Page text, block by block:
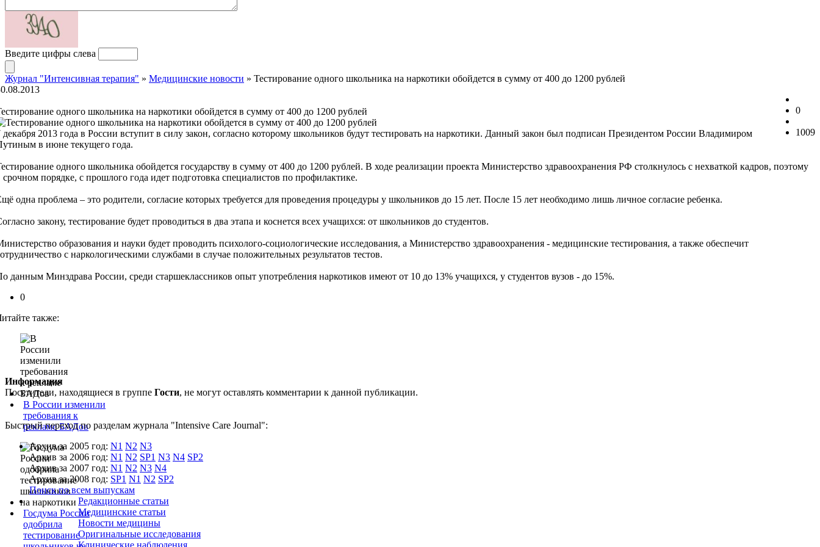
Введите цифры слева
Журнал "Интенсивная терапия" » Медицинские новости » Тестирование одного школьника на наркотики обойдется в сумму от 400 до 1200 рублей
0
1009
одного школьника на наркотики обойдется в сумму от 400 до 1200 рублей
декабря 2013 года в России вступит в силу закон, согласно которому школьников будут тестировать на наркотики. Данный закон был подписан Президентом России Владимиром
в июне текущего года.
одного школьника обойдется государству в сумму от 400 до 1200 рублей. В ходе реализации проекта Министерство здравоохранения РФ столкнулось с нехваткой кадров, поэтому
срочном порядке, с прошлого года идет подготовка специалистов по профилактике.
одна проблема – это родители, согласие которых требуется для проведения процедуры у школьников до 15 лет. После 15 лет необходимо лишь личное согласие ребенка.
закону, тестирование будет проводиться в два этапа и коснется всех учащихся: от школьников до студентов.
образования и науки будет проводить психолого-социологические исследования, а Министерство здравоохранения - медицинские тестирования, а также обеспечит
с наркологическими службами в случае положительных результатов тестов.
данным Минздрава России, среди старшеклассников опыт употребления наркотиков имеют от 10 до 13% учащихся, у студентов вузов - до 15%.
0
также:
В России изменили
требования к
рекламе БАДов
Госдума России
одобрила
тестирование
Информация
Посетители, находящиеся в группе Гости, не могут оставлять комментарии к данной публикации.
Быстрый переход по разделам журнала "Intensive Care Journal":
Архив за 2005 год: N1 N2 N3
Архив за 2006 год: N1 N2 SP1 N3 N4 SP2
Архив за 2007 год: N1 N2 N3 N4
Архив за 2008 год: SP1 N1 N2 SP2
Поиск по всем выпускам
Редакционные статьи
Медицинские статьи
Новости медицины
Оригинальные исследования
Клинические наблюдения